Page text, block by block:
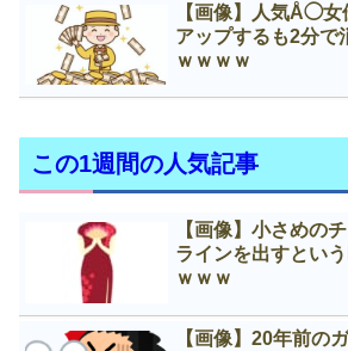
【画像】人気Å◯
アップするも2分で
ｗｗｗｗ
この1週間の人気記事
【画像】小さめの
ラインを出すとい
ｗｗｗ
【画像】20年前の